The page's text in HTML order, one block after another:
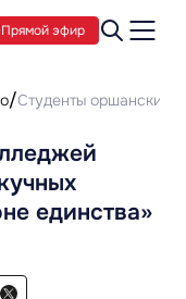
Прямой эфир
Студенты оршанских
единства»